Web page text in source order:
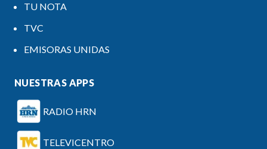
TU NOTA
TVC
EMISORAS UNIDAS
NUESTRAS APPS
RADIO HRN
TELEVICENTRO